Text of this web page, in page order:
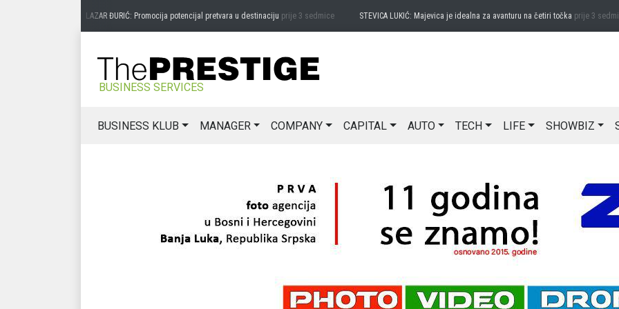
LAZAR ĐURIĆ: Promocija potencijal pretvara u destinacijuprije 3 sedmice STEVICA LUKIĆ: Majevica je idealna za avanturu na četiri točkaprije 3 sedmice
BUSINESS SERVICES
BUSINESS KLUB MANAGER COMPANY CAPITAL AUTO TECH LIFE SHOWBIZ